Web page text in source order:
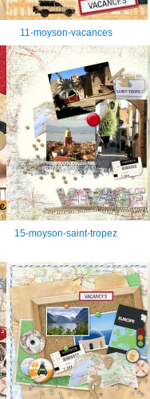
11-moyson-vacances
15-moyson-saint-tropez